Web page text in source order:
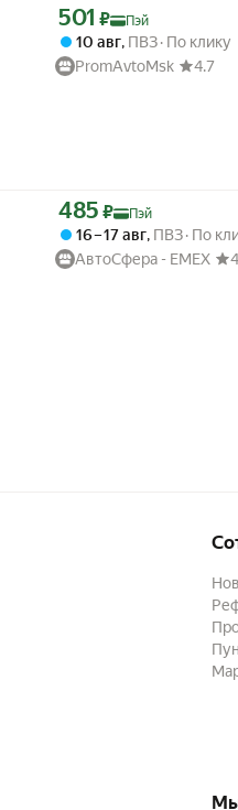
Цена с картой Яндекс Пэй
501 ₽ Пэй
10 авг, ПВЗ По клику
PromAvtoMsk
4.7
Цена с картой Яндекс Пэй
485 ₽ Пэй
16 – 17 авг, ПВЗ По
АвтоСфера - ЕМЕХ